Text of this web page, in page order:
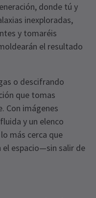
donde tú y
inexploradas,
y tomaréis
el resultado
o descifrando
que tomas
Con imágenes
y un elenco
más cerca que
el espacio—sin salir de